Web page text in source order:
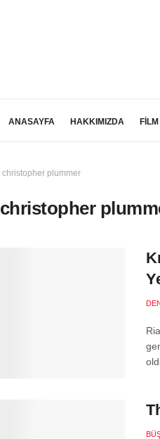
ANASAYFA HAKKIMIZDA
christopher plummer
christopher